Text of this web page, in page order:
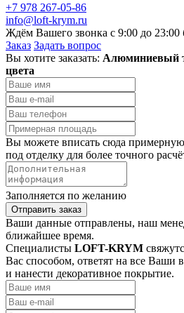
+7 978 267-05-86
info@loft-krym.ru
Ждём Вашего звонка с 9:00 до 23:00
Заказ Задать вопрос
Вы хотите заказать: Алюминиевый
цвета
Вы можете вписать сюда
под отделку для более точного
Заполняется по желанию
Отправить заказ
Ваши данные отправлены, наш
ближайшее время.
Специалисты LOFT-KRYM
Вас способом, ответят на все Ваши
и нанести декоративное покрытие.